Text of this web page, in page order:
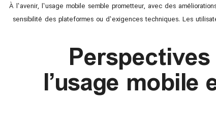
À l’avenir, l’usage mobile semble prometteur, avec des
sensibilité des plateformes ou d’exigences techniques. Les
l’usage mobile